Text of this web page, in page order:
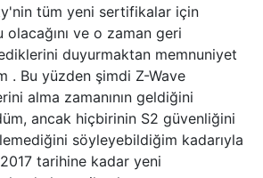
tüm yeni sertifikalar için
olacağını ve o zaman geri
duyurmaktan memnuniyet
. Bu yüzden şimdi Z-Wave
alma zamanının geldiğini
ancak hiçbirinin S2 güvenliğini
söyleyebildiğim kadarıyla
tarihine kadar yeni